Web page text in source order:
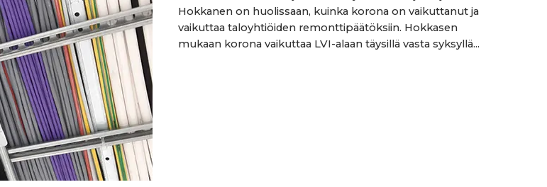
Hokkanen on huolissaan, kuinka korona on vaikuttanut ja
vaikuttaa taloyhtiöiden remonttipäätöksiin. Hokkasen
mukaan korona vaikuttaa LVI-alaan täysillä vasta syksyllä...